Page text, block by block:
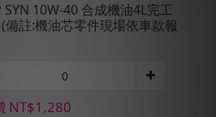
SYN 10W-40 合成機油4L完工
備註:機油芯零件現場依車款報
NT$1,280